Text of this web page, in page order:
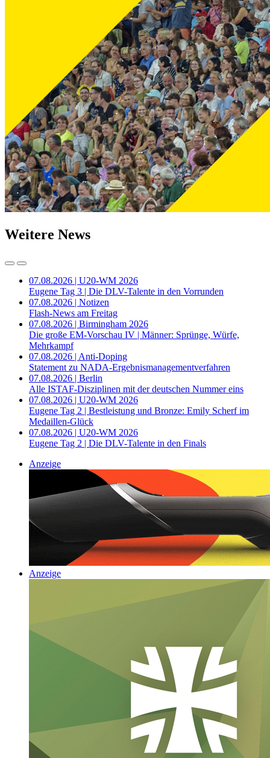
Weitere News
07.08.2026 | U20-WM 2026
Eugene Tag 3 | Die DLV-Talente in den Vorrunden
07.08.2026 | Notizen
Flash-News am Freitag
07.08.2026 | Birmingham 2026
Die große EM-Vorschau IV | Männer: Sprünge, Würfe,
Mehrkampf
07.08.2026 | Anti-Doping
Statement zu NADA-Ergebnismanagementverfahren
07.08.2026 | Berlin
Alle ISTAF-Disziplinen mit der deutschen Nummer eins
07.08.2026 | U20-WM 2026
Eugene Tag 2 | Bestleistung und Bronze: Emily Scherf im
Medaillen-Glück
07.08.2026 | U20-WM 2026
Eugene Tag 2 | Die DLV-Talente in den Finals
Anzeige
Anzeige